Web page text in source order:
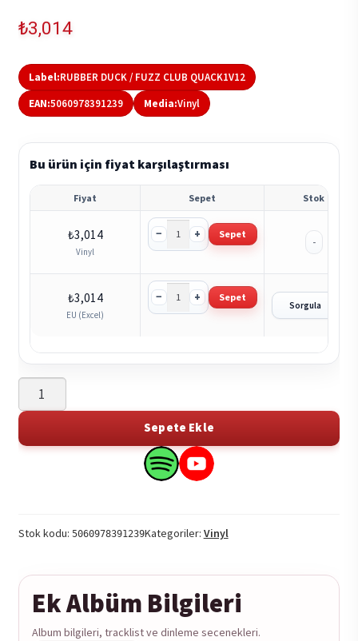
₺3,014
Label:RUBBER DUCK / FUZZ CLUB QUACK1V12
EAN:5060978391239 Media:Vinyl
Bu ürün için fiyat karşılaştırması
Fiyat Sepet Stok
₺3,014
Vinyl
− + Sepet
-
₺3,014
EU (Excel)
− + Sepet
Sorgula
000
-
2LP
Sepete Ekle
Search
on
Search
on
Stok kodu: 5060978391239Kategoriler: Vinyl
Ek Albüm Bilgileri
Album bilgileri, tracklist ve dinleme secenekleri.